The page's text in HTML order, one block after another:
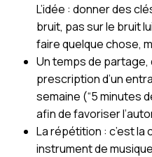
L’idée : donner des
bruit, pas sur le bruit
faire quelque chose,
Un temps de partage,
prescription d’un
semaine (“5 minutes
afin de favoriser
La répétition : c’est la
instrument de